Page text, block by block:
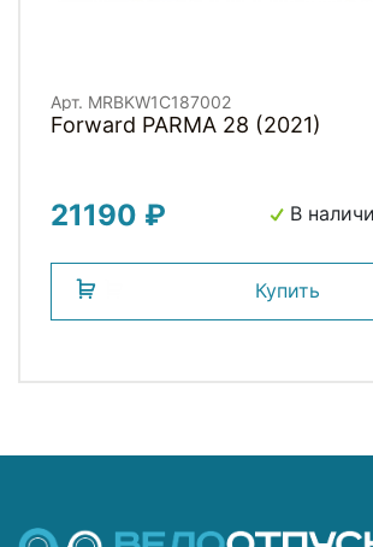
Арт. MRBKW1C187002
Forward PARMA 28 (2021)
21190 ₽ В
Купить